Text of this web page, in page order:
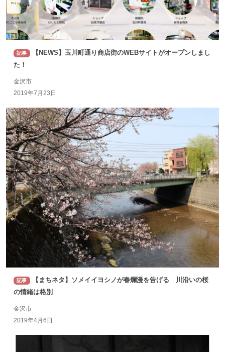
記事
【NEWS】玉川町通り商店街のWEBサイトがオープンしまし
た！
金沢市
2019年7月23日
記事
【まちネタ】ソメイイヨシノが春爛漫を告げる 川沿いの桜
の情緒は格別
金沢市
2019年4月6日